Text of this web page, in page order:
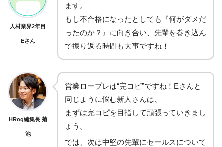
人材業界2年目
Eさん
ます。
もし不合格になったとしても『何がダメだ
ったのか？』に向き合い、先輩を巻き込ん
で振り返る時間も大事ですね！
HRog編集長 菊
池
営業ロープレは“完コピ”ですね！Eさんと
同じように悩む新人さんは、
まずは完コピを目指して頑張っていきまし
ょう。
では、次は中堅の先輩にセールスについて